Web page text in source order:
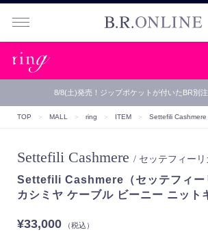
8/8(土)発売！ジップポケットが付いたBR別
TOP ＞ MALL ＞ ring ＞ ITEM ＞ Settefili Cashmere
Settefili Cashmere / セッテフィーリ
Settefili Cashmere（セッテフィー
カシミヤ ケーブル ビーニー ニット
¥33,000（税込）